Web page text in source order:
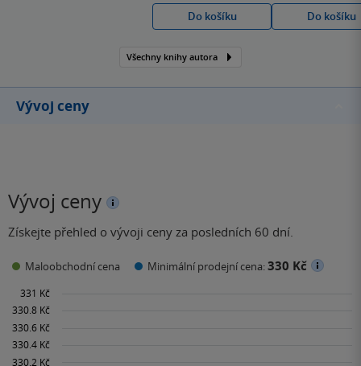
Do košíku Do košíku
Všechny knihy autora
Vývoj ceny
Vývoj ceny
Získejte přehled o vývoji ceny za posledních 60 dní.
Maloobchodní cena Minimální prodejní cena:330 Kč